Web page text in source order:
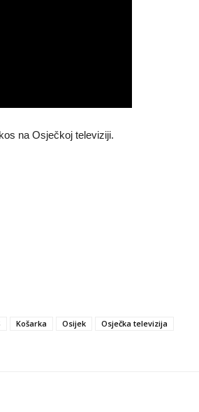
na Osječkoj televiziji.
Košarka Osijek
Osječka televizija